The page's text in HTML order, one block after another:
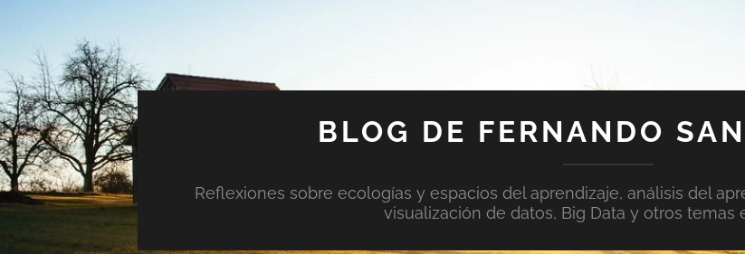
BLOG DE FERNANDO
Reflexiones sobre ecologías y espacios del aprendizaje, análisis del
visualización de datos, Big Data y otros temas